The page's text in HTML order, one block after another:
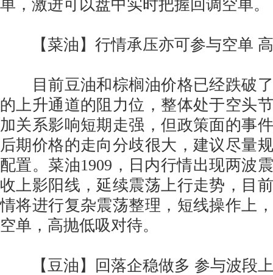
单，激进可以盘中实时把握回调空单。
【菜油】行情承压亦可参与空单
目前豆油和棕榈油价格已经跌破了
的上升通道的阻力位，整体处于空头
加关系影响短期走强，但政策面的事
后期价格的走向分歧很大，建议尽量
配置。菜油1909，日内行情出现两波
收上影阳线，延续震荡上行走势，目
情将进行复杂震荡整理，短线操作上
空单，高抛低吸对待。
【豆油】回落企稳做多 参与波段